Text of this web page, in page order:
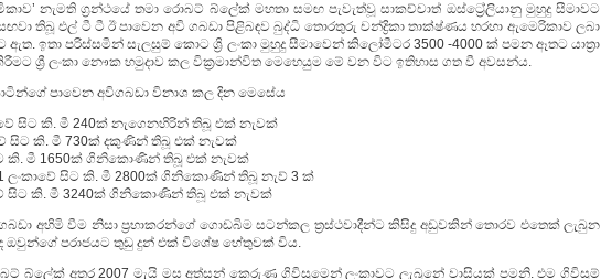
නැමති ග්‍රන්ථයේ තමා රොබට් බ්ලේක් මහතා සමඟ පැවැත්වූ සාකච්චාත් ඔස්ට්‍රේලියානු මුහුදු සීමාවට
තිබූ එල් ටී ටී ඊ පාවෙන අවි ගබඩා පිළිබඳව බුද්ධි තොරතුරු චන්ද්‍රිකා තාක්ෂ්ණය හරහා ඇමෙරිකාව ලබා
ඇත. ඉතා පරිස්සමින් සැලසුම් කොට ශ්‍රි ලංකා මුහුදු සීමාවෙන් කිලෝමීටර 3500 -4000 ක් පමන ඈතට යාත්‍රා
ශ්‍රී ලංකා නෞක හමුදාව කල වික්‍රමාන්විත මෙහෙයුම මේ වන විට ඉතිහාස ගත වී අවසන්ය.
පාවෙන අවිගබඩා විනාශ කල දින මෙසේය
සිට කි. මී 240ක් නැගෙනහිරින් තිබූ එක් නැවක්
සිට කි. මී 730ක් දකුණින් තිබූ එක් නැවක්
සිට කි. මී 1650ක් ගිනිකොණින් තිබූ එක් නැවක්
ලංකාවේ සිට කි. මී 2800ක් ගිනිකොණින් තිබූ නැව් 3 ක්
සිට කි. මී 3240ක් ගිනිකොණින් තිබූ එක් නැවක්
අහිමි වීම නිසා ප්‍රභාකරන්ගේ ගොඩබිම සටන්කල ත්‍රස්ථවාදීන්ට කිසිදු අඩුවකින් තොරව එතෙක් ලැබුන
ඔවුන්ගේ පරාජයට තුඩු දුන් එක් විශේෂ හේතුවක් විය.
බ්ලේක් අතර 2007 මැයි මස අත්සන් කෙරුණ ගිවිසුමෙන් ලංකාවට ලැබුනේ වාසියක් පමනි. එම ගිවිසුම්